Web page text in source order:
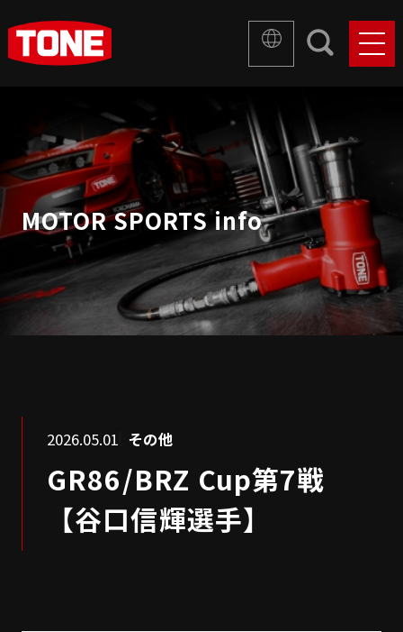
MOTOR SPORTS info
2026.05.01 その他
GR86/BRZ Cup第7戦
【谷口信輝選手】